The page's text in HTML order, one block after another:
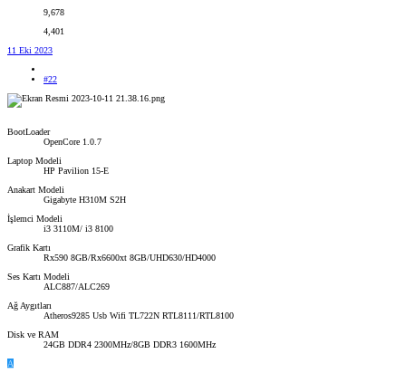
9,678
4,401
11 Eki 2023
#22
BootLoader
OpenCore 1.0.7
Laptop Modeli
HP Pavilion 15-E
Anakart Modeli
Gigabyte H310M S2H
İşlemci Modeli
i3 3110M/ i3 8100
Grafik Kartı
Rx590 8GB/Rx6600xt 8GB/UHD630/HD4000
Ses Kartı Modeli
ALC887/ALC269
Ağ Aygıtları
Atheros9285 Usb Wifi TL722N RTL8111/RTL8100
Disk ve RAM
24GB DDR4 2300MHz/8GB DDR3 1600MHz
A